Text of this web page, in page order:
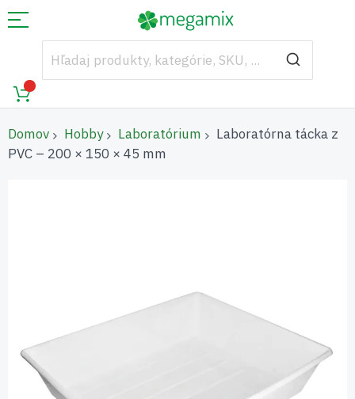
Domov Hobby Laboratórium
Laboratórna tácka z
PVC – 200 × 150 × 45 mm